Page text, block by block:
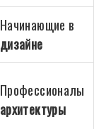
Начинающие в
дизайне
Профессионалы
архитектуры